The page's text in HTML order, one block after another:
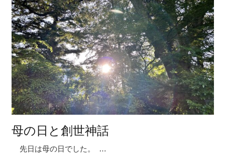
母の日と創世神話
先日は母の日でした。 …